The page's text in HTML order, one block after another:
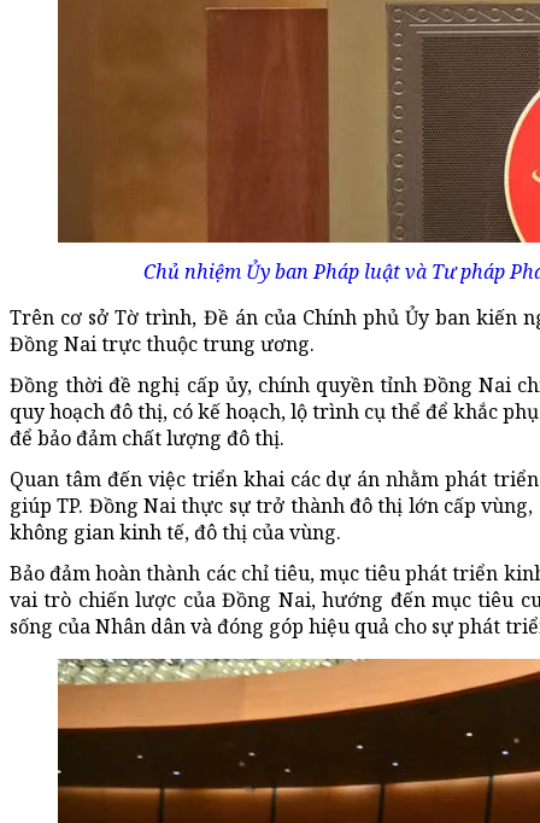
Chủ nhiệm Ủy ban Pháp luật và Tư pháp
Trên cơ sở Tờ trình, Đề án của Chính phủ Ủy ban kiến
Đồng Nai trực thuộc trung ương.
Đồng thời đề nghị cấp ủy, chính quyền tỉnh Đồng Nai
quy hoạch đô thị, có kế hoạch, lộ trình cụ thể để khắc
để bảo đảm chất lượng đô thị.
Quan tâm đến việc triển khai các dự án nhằm phát
giúp TP. Đồng Nai thực sự trở thành đô thị lớn cấp
không gian kinh tế, đô thị của vùng.
Bảo đảm hoàn thành các chỉ tiêu, mục tiêu phát triển
vai trò chiến lược của Đồng Nai, hướng đến mục tiêu
sống của Nhân dân và đóng góp hiệu quả cho sự phát